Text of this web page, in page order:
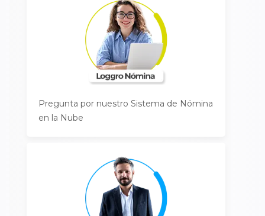
Pregunta por nuestro Sistema de Nómina
en la Nube